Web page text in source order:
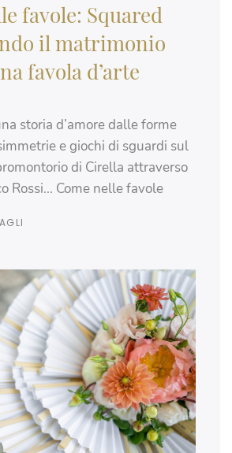
favole: Squared
il matrimonio
favola d’arte
storia d’amore dalle forme
e giochi di sguardi sul
di Cirella attraverso
Rossi... Come nelle favole